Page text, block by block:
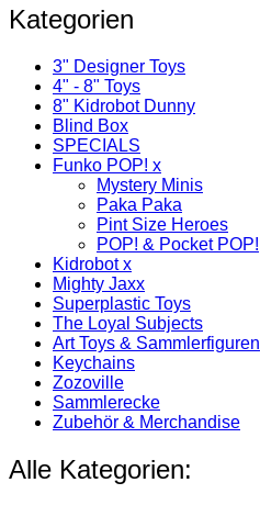
Kategorien
3" Designer Toys
4" - 8" Toys
8" Kidrobot Dunny
Blind Box
SPECIALS
Funko POP! x
Mystery Minis
Paka Paka
Pint Size Heroes
POP! & Pocket POP!
Kidrobot x
Mighty Jaxx
Superplastic Toys
The Loyal Subjects
Art Toys & Sammlerfiguren
Keychains
Zozoville
Sammlerecke
Zubehör & Merchandise
Alle Kategorien: